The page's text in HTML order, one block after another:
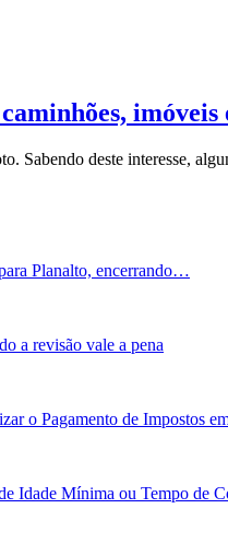
Sabendo deste interesse,
Planalto, encerrando…
a revisão vale a pena
o Pagamento de Impostos
Idade Mínima ou Tempo de